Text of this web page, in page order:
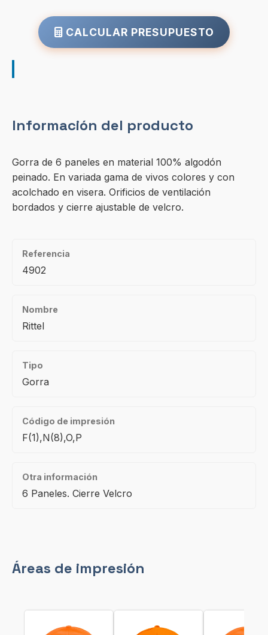
CALCULAR PRESUPUESTO
Información del producto
Gorra de 6 paneles en material 100% algodón
peinado. En variada gama de vivos colores y con
acolchado en visera. Orificios de ventilación
bordados y cierre ajustable de velcro.
Referencia
4902
Nombre
Rittel
Tipo
Gorra
Código de impresión
F(1),N(8),O,P
Otra información
6 Paneles. Cierre Velcro
Áreas de impresión